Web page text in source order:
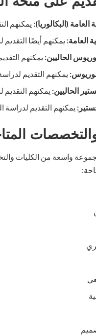
العامة (البكالوريا): يمكنهم
العامة: يمكنهم أيضًا
الحاليين: يمكنهم
يمكنهم التقديم
الحاليين: يمكنهم التقديم
يمكنهم التقديم لدراسة
والتخصصات
واسعة من الكليات